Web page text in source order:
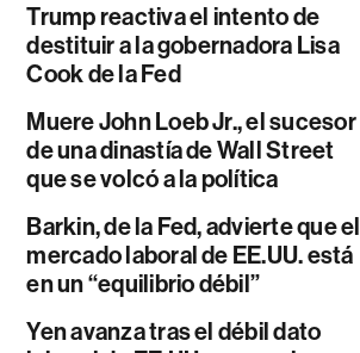
Trump reactiva el intento de
destituir a la gobernadora Lisa
Cook de la Fed
Muere John Loeb Jr., el sucesor
de una dinastía de Wall Street
que se volcó a la política
Barkin, de la Fed, advierte que el
mercado laboral de EE.UU. está
en un “equilibrio débil”
Yen avanza tras el débil dato